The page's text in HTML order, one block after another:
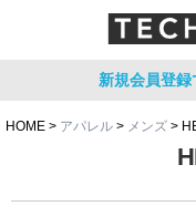
新規会員登録
HOME アパレル メンズ